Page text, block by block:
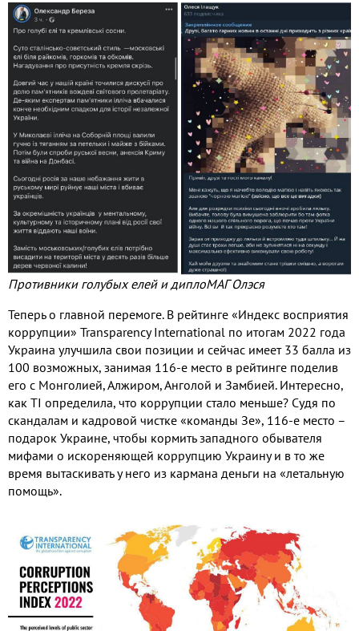
Противники голубых елей и диплоМАГ Олэся
Теперь о главной перемоге. В рейтинге «Индекс восприятия
коррупции» Transparency International по итогам 2022 года
Украина улучшила свои позиции и сейчас имеет 33 балла из
100 возможных, занимая 116-е место в рейтинге поделив
его с Монголией, Алжиром, Анголой и Замбией. Интересно,
как TI определила, что коррупции стало меньше? Судя по
скандалам и кадровой чистке «команды Зе», 116-е место –
подарок Украине, чтобы кормить западного обывателя
мифами о искореняющей коррупцию Украину и в то же
время вытаскивать у него из кармана деньги на «летальную
помощь».